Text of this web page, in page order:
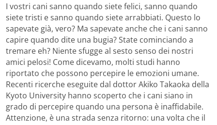
I vostri cani sanno quando siete felici, sanno quando
siete tristi e sanno quando siete arrabbiati. Questo lo
sapevate già, vero? Ma sapevate anche che i cani sanno
capire quando dite una bugia? State cominciando a
tremare eh? Niente sfugge al sesto senso dei nostri
amici pelosi! Come dicevamo, molti studi hanno
riportato che possono percepire le emozioni umane.
Recenti ricerche eseguite dal dottor Akiko Takaoka della
Kyoto University hanno scoperto che i cani siano in
grado di percepire quando una persona è inaffidabile.
Attenzione, è una strada senza ritorno: una volta che il